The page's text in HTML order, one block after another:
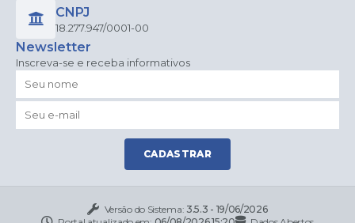
CNPJ
18.277.947/0001-00
Newsletter
Inscreva-se e receba informativos
CADASTRAR
Versão do Sistema: 3.5.3 - 19/06/2026